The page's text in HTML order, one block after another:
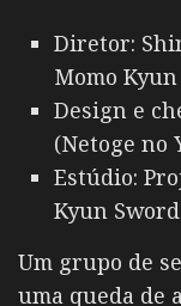
Diretor:
Momo
Design e
(Netoge no
Estúdio:
Kyun
Um grupo de
uma queda de